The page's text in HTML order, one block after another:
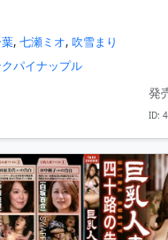
, 七瀬ミオ, 吹雪まり
クパイナップル
発
ID: